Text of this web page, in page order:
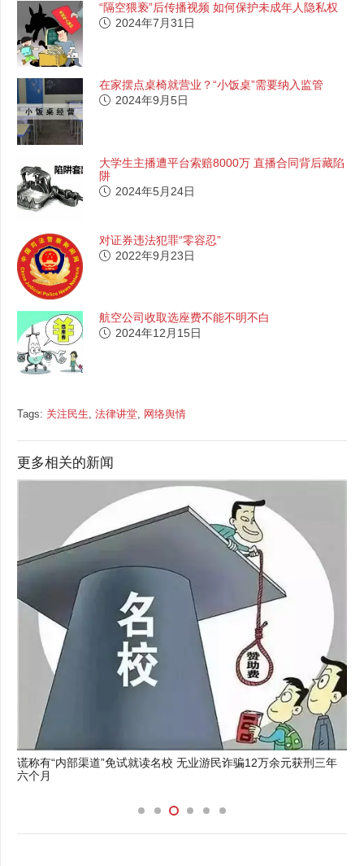
“隔空猥亵”后传播视频 如何保护未成年人隐私权
2024年7月31日
在家摆点桌椅就营业？“小饭桌”需要纳入监管
2024年9月5日
大学生主播遭平台索赔8000万 直播合同背后藏陷
阱
2024年5月24日
对证券违法犯罪“零容忍”
2022年9月23日
航空公司收取选座费不能不明不白
2024年12月15日
Tags: 关注民生, 法律讲堂, 网络舆情
更多相关的新闻
谎称有“内部渠道”免试就读名校 无业游民诈骗12万余元获刑三年
六个月